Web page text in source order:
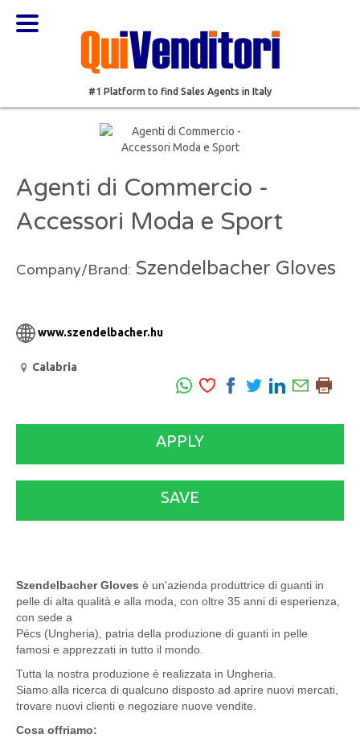
#1 Platform to find Sales Agents in Italy
Agenti di Commercio -
Accessori Moda e Sport
Company/Brand: Szendelbacher Gloves
www.szendelbacher.hu
Calabria
APPLY
SAVE
Szendelbacher Gloves è un'azienda produttrice di guanti in
pelle di alta qualità e alla moda, con oltre 35 anni di esperienza,
con sede a
Pécs (Ungheria), patria della produzione di guanti in pelle
famosi e apprezzati in tutto il mondo.
Tutta la nostra produzione è realizzata in Ungheria.
Siamo alla ricerca di qualcuno disposto ad aprire nuovi mercati,
trovare nuovi clienti e negoziare nuove vendite.
Cosa offriamo: